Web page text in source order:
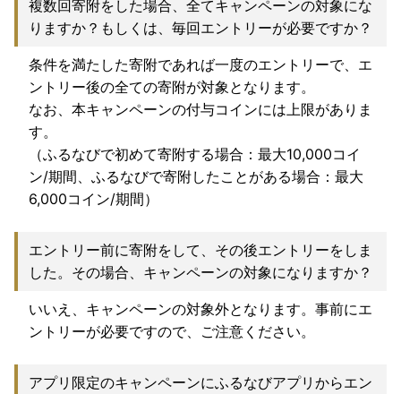
複数回寄附をした場合、全てキャンペーンの対象にな
りますか？もしくは、毎回エントリーが必要ですか？
条件を満たした寄附であれば一度のエントリーで、エ
ントリー後の全ての寄附が対象となります。
なお、本キャンペーンの付与コインには上限がありま
す。
（ふるなびで初めて寄附する場合：最大10,000コイ
ン/期間、ふるなびで寄附したことがある場合：最大
6,000コイン/期間）
エントリー前に寄附をして、その後エントリーをしま
した。その場合、キャンペーンの対象になりますか？
いいえ、キャンペーンの対象外となります。事前にエ
ントリーが必要ですので、ご注意ください。
アプリ限定のキャンペーンにふるなびアプリからエン